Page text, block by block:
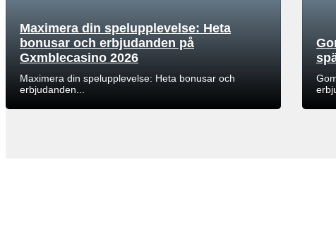
Maximera din spelupplevelse: Heta
bonusar och erbjudanden på
Gxmblecasino 2026
Maximera din spelupplevelse: Heta bonusar och
erbjudanden...